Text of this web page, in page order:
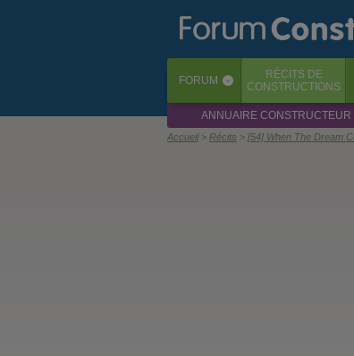
FORUM ‹ RÉCITS DE
CONSTRUCTIONS
ANNUAIRE CONSTRUCTEUR
Accueil Récits [54] When The Dream